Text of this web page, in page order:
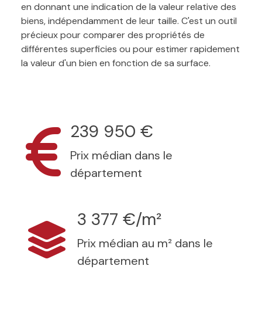
en donnant une indication de la valeur relative des
biens, indépendamment de leur taille. C'est un outil
précieux pour comparer des propriétés de
différentes superficies ou pour estimer rapidement
la valeur d'un bien en fonction de sa surface.
239 950 €
Prix médian dans le
département
3 377 €/m²
Prix médian au m² dans le
département